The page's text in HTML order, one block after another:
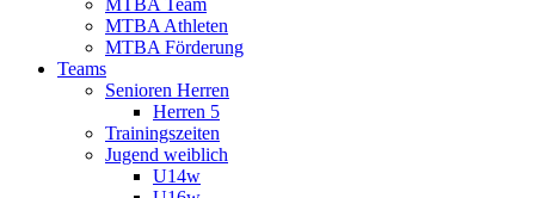
MTBA Athleten
MTBA Förderung
Teams
Senioren Herren
Herren 5
Trainingszeiten
Jugend weiblich
U14w